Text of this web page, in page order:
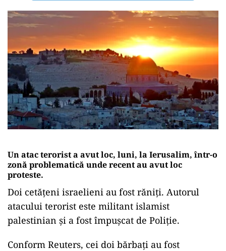
Un atac terorist a avut loc, luni, la Ierusalim, într-o
zonă problematică unde recent au avut loc
proteste.
Doi cetățeni israelieni au fost răniți. Autorul
atacului terorist este militant islamist
palestinian și a fost împușcat de Poliție.
Conform Reuters, cei doi bărbați au fost